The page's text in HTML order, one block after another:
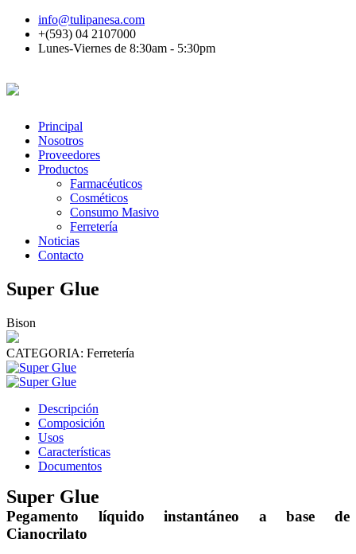
info@tulipanesa.com
+(593) 04 2107000
Lunes-Viernes de 8:30am - 5:30pm
Principal
Nosotros
Proveedores
Productos
Farmacéuticos
Cosméticos
Consumo Masivo
Ferretería
Noticias
Contacto
Super Glue
Bison
CATEGORIA: Ferretería
Descripción
Composición
Usos
Características
Documentos
Super Glue
Pegamento líquido instantáneo a base de
Cianocrilato